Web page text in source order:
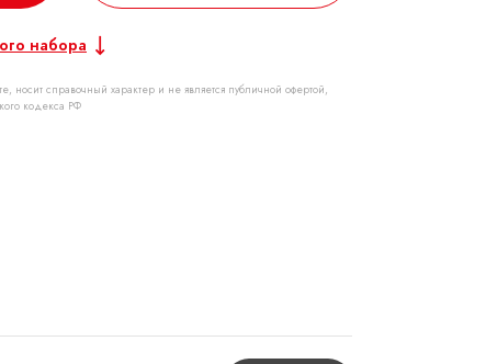
набора
носит справочный характер и не является публичной офертой,
кодекса РФ